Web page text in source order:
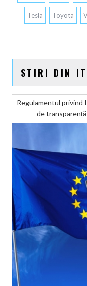
Tesla Toyota
STIRI DIN IT
Regulamentul privind
de